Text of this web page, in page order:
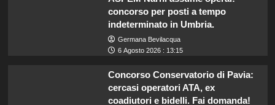
concorso per posti a tempo
indeterminato in Umbria.
Germana Bevilacqua
6 Agosto 2026 : 13:15
Concorso Conservatorio di Pavia:
cercasi operatori ATA, ex
coadiutori e bidelli. Fai domanda!